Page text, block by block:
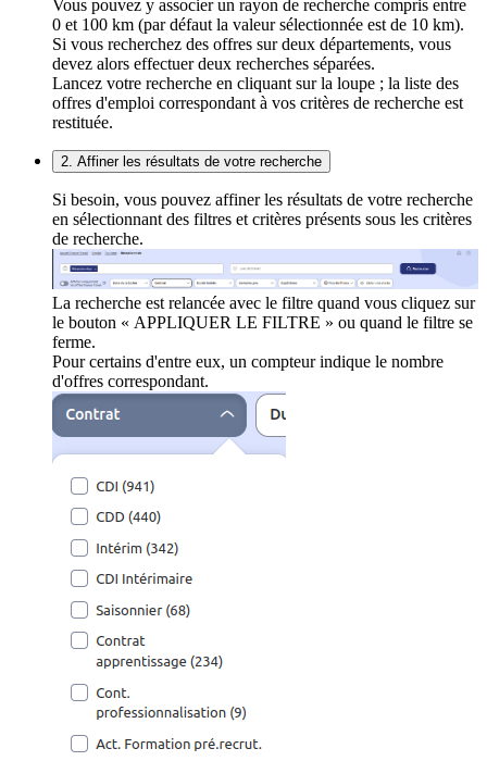
Vous pouvez y associer un rayon de recherche compris entre
0 et 100 km (par défaut la valeur sélectionnée est de 10 km).
Si vous recherchez des offres sur deux départements, vous
devez alors effectuer deux recherches séparées.
Lancez votre recherche en cliquant sur la loupe ; la liste des
offres d'emploi correspondant à vos critères de recherche est
restituée.
2. Affiner les résultats de votre recherche
Si besoin, vous pouvez affiner les résultats de votre recherche
en sélectionnant des filtres et critères présents sous les critères
de recherche.
La recherche est relancée avec le filtre quand vous cliquez sur
le bouton « APPLIQUER LE FILTRE » ou quand le filtre se
ferme.
Pour certains d'entre eux, un compteur indique le nombre
d'offres correspondant.